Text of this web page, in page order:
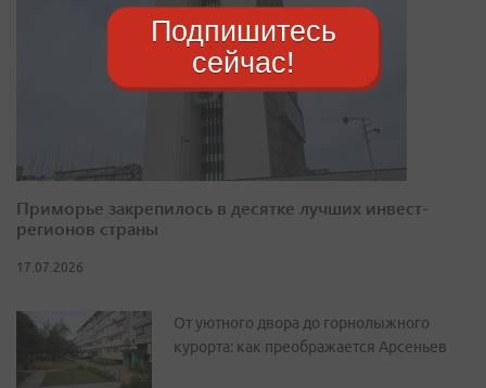
Приморье закрепилось в десятке лучших инвест-
регионов страны
17.07.2026
От уютного двора до горнолыжного
курорта: как преображается Арсеньев
Подпишитесь
сейчас!